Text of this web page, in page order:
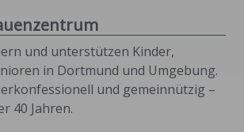
und unterstützen Kinder,
in Dortmund und Umgebung.
und gemeinnützig –
40 Jahren.